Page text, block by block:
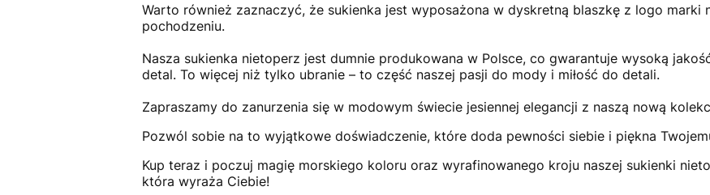
Warto również zaznaczyć, że sukienka jest wyposażona w dyskretną blaszkę z logo marki
pochodzeniu.
Nasza sukienka nietoperz jest dumnie produkowana w Polsce, co gwarantuje wysoką
detal. To więcej niż tylko ubranie – to część naszej pasji do mody i miłość do detali.
Zapraszamy do zanurzenia się w modowym świecie jesiennej elegancji z naszą nową
Pozwól sobie na to wyjątkowe doświadczenie, które doda pewności siebie i piękna
Kup teraz i poczuj magię morskiego koloru oraz wyrafinowanego kroju naszej sukienki
która wyraża Ciebie!